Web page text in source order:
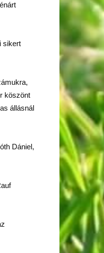
sikert
köszönt
állásnál
Dániel,